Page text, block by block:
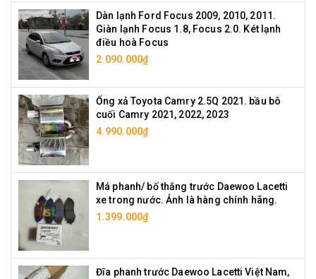
Dàn lạnh Ford Focus 2009, 2010, 2011.
Giàn lạnh Focus 1.8, Focus 2.0. Két lạnh
điều hoà Focus
2.090.000₫
Ống xả Toyota Camry 2.5Q 2021. bầu bô
cuối Camry 2021, 2022, 2023
4.990.000₫
Má phanh/ bố thắng trước Daewoo Lacetti
xe trong nước. Ảnh là hàng chính hãng.
1.399.000₫
Đĩa phanh trước Daewoo Lacetti Việt Nam,